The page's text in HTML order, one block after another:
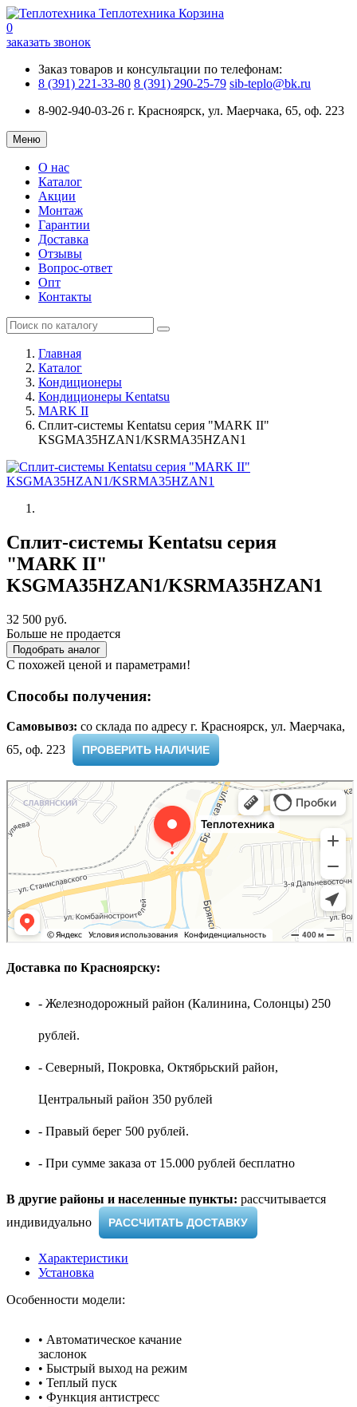
Теплотехника Корзина
0
заказать звонок
Заказ товаров и консультации по телефонам:
8 (391) 221-33-80 8 (391) 290-25-79 sib-teplo@bk.ru
8-902-940-03-26 г. Красноярск, ул. Маерчака, 65, оф. 223
Меню
О нас
Каталог
Акции
Монтаж
Гарантии
Доставка
Отзывы
Вопрос-ответ
Опт
Контакты
Главная
Каталог
Кондиционеры
Кондиционеры Kentatsu
MARK II
Сплит-системы Kentatsu серия "MARK II"
KSGMA35HZAN1/KSRMA35HZAN1
Сплит-системы Kentatsu серия
"MARK II"
KSGMA35HZAN1/KSRMA35HZAN1
32 500 руб.
Больше не продается
Подобрать аналог
С похожей ценой и параметрами!
Способы получения:
Самовывоз: cо склада по адресу г. Красноярск, ул. Маерчака,
65, оф. 223 ​
ПРОВЕРИТЬ НАЛИЧИЕ
Доставка по Красноярску:
- Железнодорожный район (Калинина, Солонцы) 250
рублей.
- Северный, Покровка, Октябрьский район,
Центральный район 350 рублей
- Правый берег 500 рублей.
- При сумме заказа от 15.000 рублей бесплатно
В другие районы и населенные пункты: рассчитывается
индивидуально ​
РАССЧИТАТЬ ДОСТАВКУ
Характеристики
Установка
Особенности модели:​
• Автоматическое качание
заслонок
• Быстрый выход на режим
• Теплый пуск
• Функция антистресс